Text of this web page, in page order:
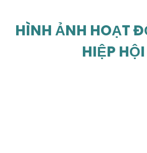
HÌNH ẢNH HOẠT
HIỆP HỘI